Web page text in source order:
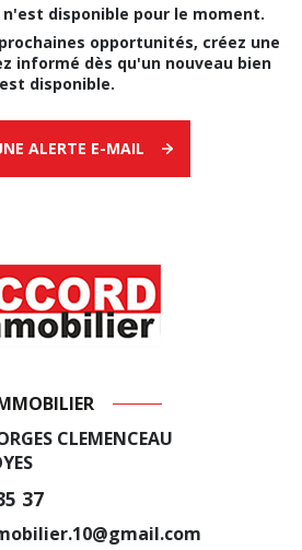
n'est disponible pour le moment.
opportunités, créez une
informé dès qu'un nouveau bien
est disponible.
ALERTE E-MAIL
CLEMENCEAU
37